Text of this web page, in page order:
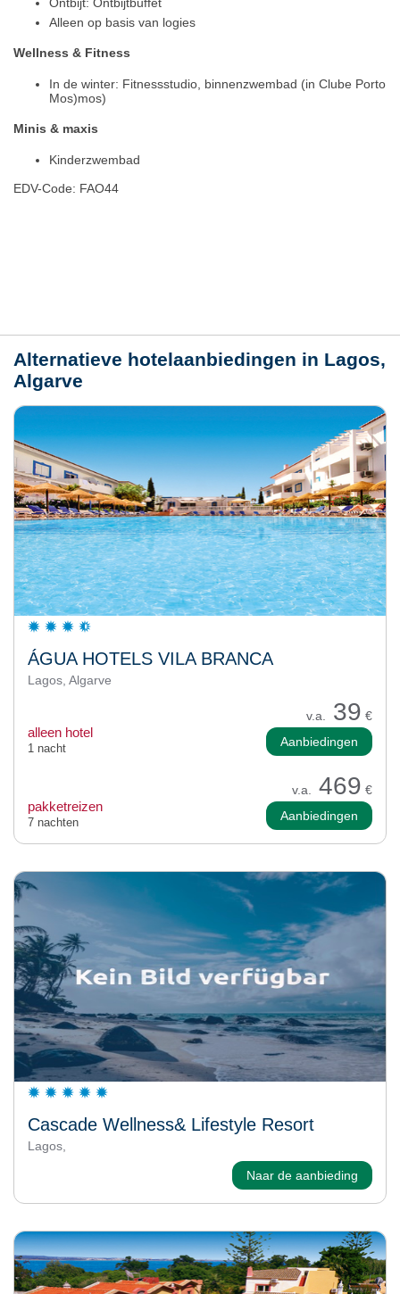
Alleen op basis van logies
Wellness & Fitness
In de winter: Fitnessstudio, binnenzwembad (in Clube Porto
Mos)mos)
Minis & maxis
Kinderzwembad
EDV-Code: FAO44
Alternatieve hotelaanbiedingen in Lagos,
Algarve
ÁGUA HOTELS VILA BRANCA
Lagos, Algarve
v.a. 39 €
alleen hotel
1 nacht Aanbiedingen
v.a. 469 €
pakketreizen
7 nachten Aanbiedingen
Cascade Wellness& Lifestyle Resort
Lagos,
Naar de aanbieding